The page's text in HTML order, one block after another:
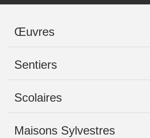
Œuvres
Sentiers
Scolaires
Maisons Sylvestres